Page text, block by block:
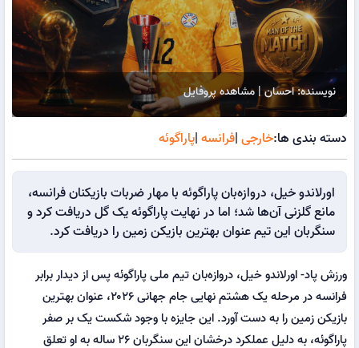
نویسنده: احسان | مشاهده پروفایل
دسته بندی ها:خارجی |فرانسه |پاراگوئه
اورلاندو خیل، دروازه‌بان پاراگوئه با مهار ضربات بازیکنان فرانسه،
مانع گلزنی آن‌ها شد؛ اما در نهایت پاراگوئه یک گل دریافت کرد و
سنگربان این تیم عنوان بهترین بازیکن زمین را دریافت کرد.
ورزش پاد- اورلاندو خیل، دروازه‌بان تیم ملی پاراگوئه پس از دیدار برابر
فرانسه در مرحله یک هشتم نهایی جام جهانی ۲۰۲۶، عنوان بهترین
بازیکن زمین را به دست آورد. این جایزه با وجود شکست یک بر صفر
پاراگوئه، به دلیل عملکرد درخشان این سنگربان ۲۶ ساله به او تعلق